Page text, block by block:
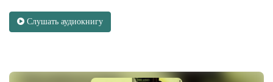
Слушать аудиокнигу